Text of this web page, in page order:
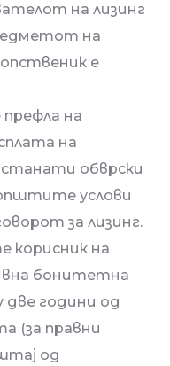
на лизинг
на
е
на
на
обврски
услови
за лизинг.
корисник на
бонитетна
две години од
(за правни
од